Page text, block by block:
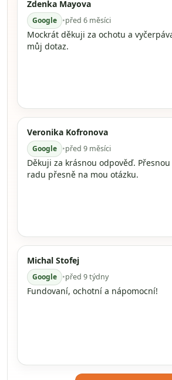
Zdenka Mayova
Google •před 6 měsíci
Mockrát děkuji za ochotu a
můj dotaz.
Veronika Kofronova
Google •před 9 měsíci
Děkuji za krásnou odpověď.
radu přesně na mou otázku.
Michal Stofej
Google •před 9 týdny
Fundovaní, ochotní a nápomocní!